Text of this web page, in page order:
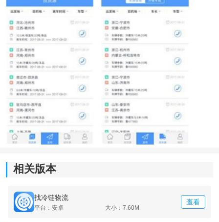
《找冷链》功能指南：
1、提供全面丰富的产品信息，轻松了解各类冷链食品的
品牌、种类、规格等详细信息。
2、配送信息查询功能，实时了解冷链食品的配送状态，
查看配送车辆的位置和预计送达时间。
3、快速沟通平台，与供应商、配送人员等进行在线交
4、交易促进平台，通过软件发布个人需求信息，与供应
相关版本
找冷链物流
平台：安卓 大小：7.60M
查看